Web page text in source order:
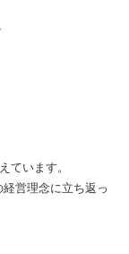
ています。
営理念に立ち返っ